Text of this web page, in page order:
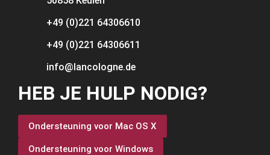
+49 (0)221 64306610
+49 (0)221 64306611
info@lancologne.de
HEB JE HULP NODIG?
Ondersteuning voor Mac OS X
Ondersteuning voor Windows